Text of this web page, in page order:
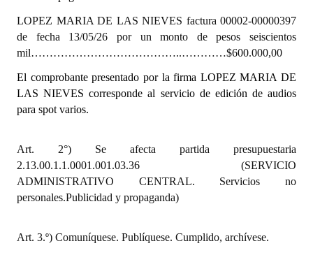
Resoluciones de Presidencia
INSTITUCIONAL
Noticias Destacadas
Registros y Distinciones
Premio al Mérito - Registro
LOPEZ MARIA DE LAS NIEVES factura 00002-00000397
de fecha 13/05/26 por un monto de pesos seiscientos
mil…………………………………..…………$600.000,00
El comprobante presentado por la firma LOPEZ MARIA DE
LAS NIEVES corresponde al servicio de edición de audios
para spot varios.
Art. 2°) Se afecta partida presupuestaria
2.13.00.1.1.0001.001.03.36 (SERVICIO
ADMINISTRATIVO CENTRAL. Servicios no
personales.Publicidad y propaganda)
Art. 3.º) Comuníquese. Publíquese. Cumplido, archívese.